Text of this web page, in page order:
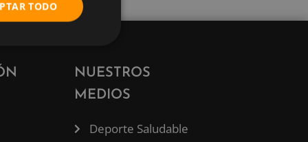
NUESTROS
MEDIOS
Deporte Saludable
TODO